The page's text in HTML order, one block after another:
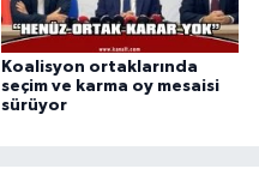
Koalisyon ortaklarında
seçim ve karma oy mesaisi
sürüyor